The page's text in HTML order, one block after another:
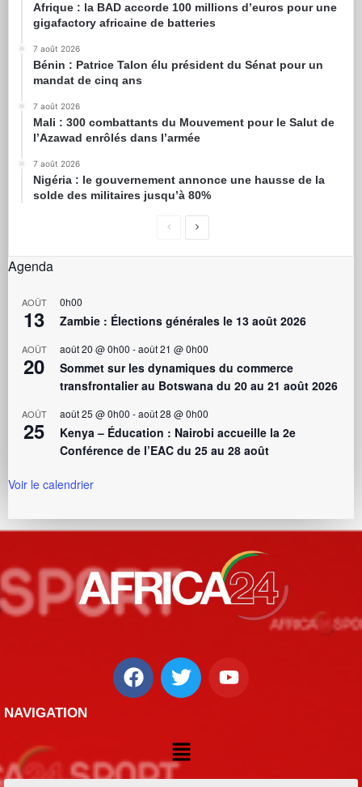
Afrique : la BAD accorde 100 millions d’euros pour une
gigafactory africaine de batteries
7 août 2026
Bénin : Patrice Talon élu président du Sénat pour un
mandat de cinq ans
7 août 2026
Mali : 300 combattants du Mouvement pour le Salut de
l’Azawad enrôlés dans l’armée
7 août 2026
Nigéria : le gouvernement annonce une hausse de la
solde des militaires jusqu’à 80%
Agenda
AOÛT
13
0h00
Zambie : Élections générales le 13 août 2026
AOÛT
20
août 20 @ 0h00 -août 21 @ 0h00
Sommet sur les dynamiques du commerce
transfrontalier au Botswana du 20 au 21 août 2026
AOÛT
25
août 25 @ 0h00 -août 28 @ 0h00
Kenya – Éducation : Nairobi accueille la 2e
Conférence de l’EAC du 25 au 28 août
Voir le calendrier
NAVIGATION